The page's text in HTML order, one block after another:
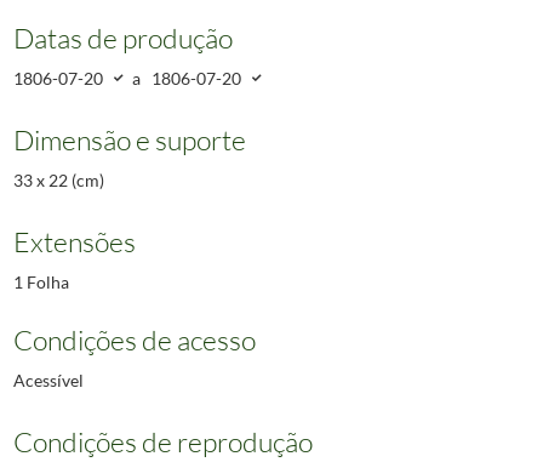
Datas de produção
1806-07-20 a 1806-07-20
Dimensão e suporte
33 x 22 (cm)
Extensões
1 Folha
Condições de acesso
Acessível
Condições de reprodução